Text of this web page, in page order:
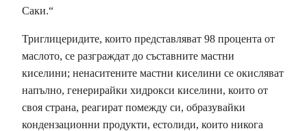
Саки.“
Триглицеридите, които представляват 98 процента от
маслото, се разграждат до съставните мастни
киселини; ненаситените мастни киселини се окисляват
напълно, генерирайки хидрокси киселини, които от
своя страна, реагират помежду си, образувайки
кондензационни продукти, естолиди, които никога